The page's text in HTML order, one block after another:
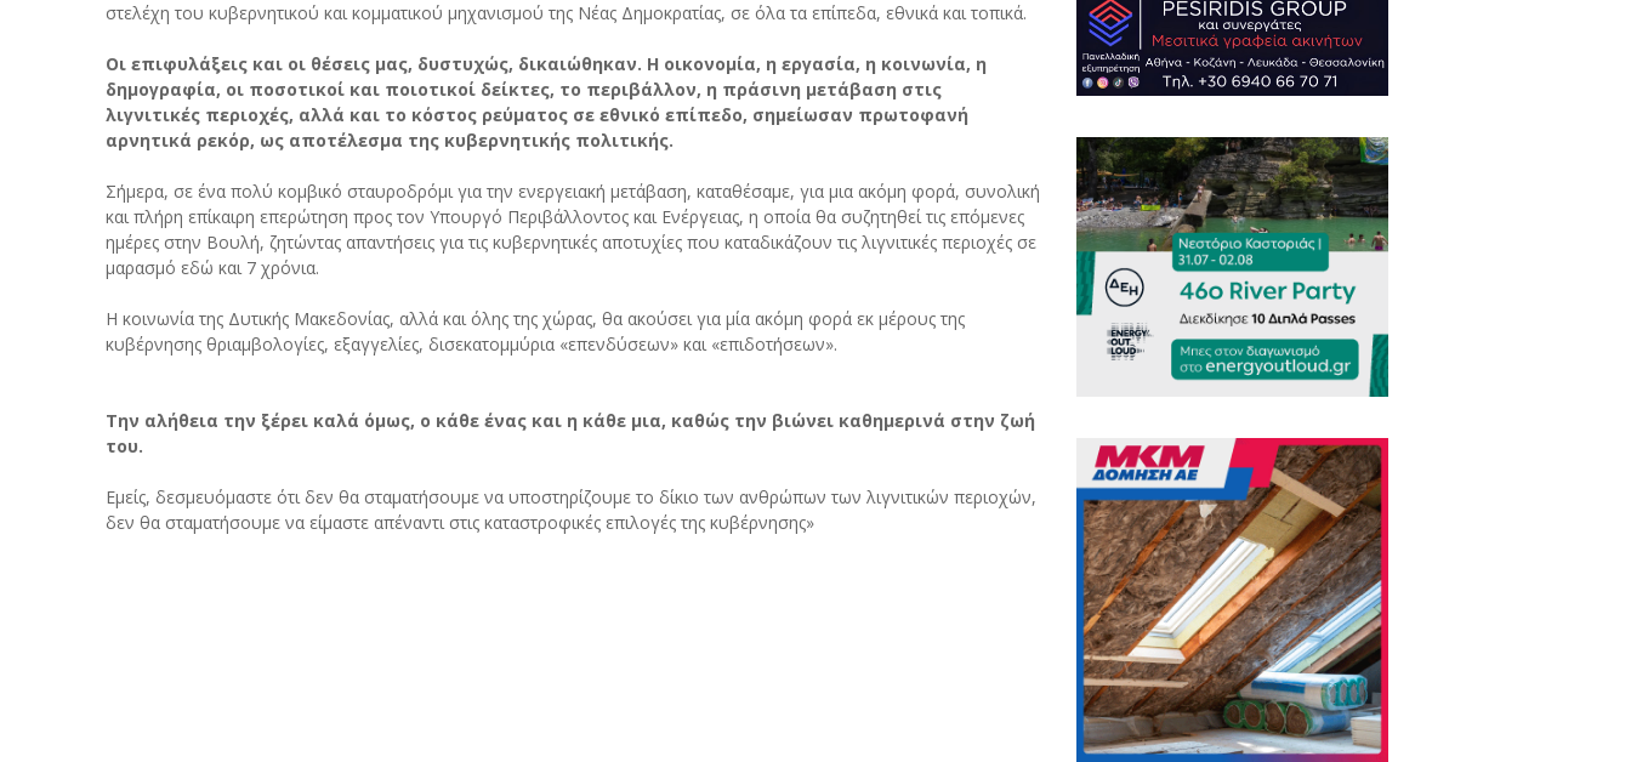
στελέχη του κυβερνητικού και κομματικού μηχανισμού της Νέας Δημοκρατίας, σε όλα τα επίπεδα, εθνικά και τοπικά.
Οι επιφυλάξεις και οι θέσεις μας, δυστυχώς, δικαιώθηκαν. Η οικονομία, η εργασία, η κοινωνία, η
δημογραφία, οι ποσοτικοί και ποιοτικοί δείκτες, το περιβάλλον, η πράσινη μετάβαση στις
λιγνιτικές περιοχές, αλλά και το κόστος ρεύματος σε εθνικό επίπεδο, σημείωσαν πρωτοφανή
αρνητικά ρεκόρ, ως αποτέλεσμα της κυβερνητικής πολιτικής.
Σήμερα, σε ένα πολύ κομβικό σταυροδρόμι για την ενεργειακή μετάβαση, καταθέσαμε, για μια ακόμη φορά, συνολική
και πλήρη επίκαιρη επερώτηση προς τον Υπουργό Περιβάλλοντος και Ενέργειας, η οποία θα συζητηθεί τις επόμενες
ημέρες στην Βουλή, ζητώντας απαντήσεις για τις κυβερνητικές αποτυχίες που καταδικάζουν τις λιγνιτικές περιοχές σε
μαρασμό εδώ και 7 χρόνια.
Η κοινωνία της Δυτικής Μακεδονίας, αλλά και όλης της χώρας, θα ακούσει για μία ακόμη φορά εκ μέρους της
κυβέρνησης θριαμβολογίες, εξαγγελίες, δισεκατομμύρια «επενδύσεων» και «επιδοτήσεων».
Την αλήθεια την ξέρει καλά όμως, ο κάθε ένας και η κάθε μια, καθώς την βιώνει καθημερινά στην ζωή
του.
Εμείς, δεσμευόμαστε ότι δεν θα σταματήσουμε να υποστηρίζουμε το δίκιο των ανθρώπων των λιγνιτικών περιοχών,
δεν θα σταματήσουμε να είμαστε απέναντι στις καταστροφικές επιλογές της κυβέρνησης»